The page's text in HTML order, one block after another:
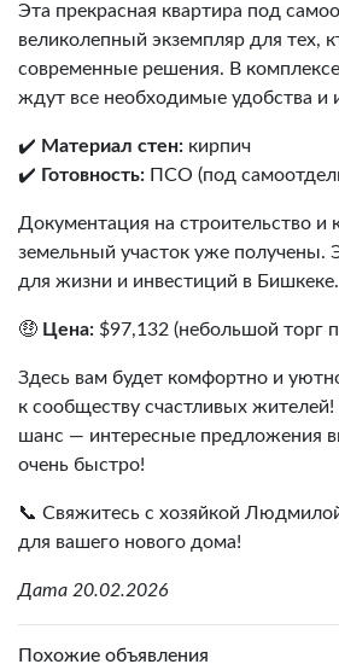
Эта прекрасная квартира под
великолепный экземпляр для тех,
современные решения. В
ждут все необходимые удобства и
✔️ Материал стен: кирпич
✔️ Готовность: ПСО (под
Документация на строительство и
земельный участок уже получены.
для жизни и инвестиций в Бишкеке.
🤑 Цена: $97,132 (небольшой торг
Здесь вам будет комфортно и
к сообществу счастливых жителей!
шанс — интересные предложения
очень быстро!
📞 Свяжитесь с хозяйкой
для вашего нового дома!
Дата 20.02.2026
Похожие объявления